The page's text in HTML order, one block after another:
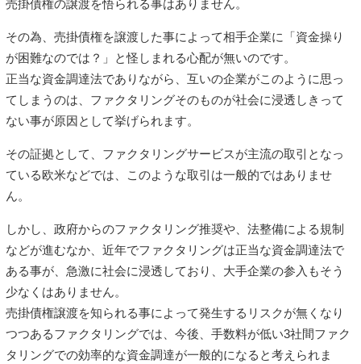
売掛債権の譲渡を悟られる事はありません。
その為、売掛債権を譲渡した事によって相手企業に「資金操り
が困難なのでは？」と怪しまれる心配が無いのです。
正当な資金調達法でありながら、互いの企業がこのように思っ
てしまうのは、ファクタリングそのものが社会に浸透しきって
ない事が原因として挙げられます。
その証拠として、ファクタリングサービスが主流の取引となっ
ている欧米などでは、このような取引は一般的ではありませ
ん。
しかし、政府からのファクタリング推奨や、法整備による規制
などが進むなか、近年でファクタリングは正当な資金調達法で
ある事が、急激に社会に浸透しており、大手企業の参入もそう
少なくはありません。
売掛債権譲渡を知られる事によって発生するリスクが無くなり
つつあるファクタリングでは、今後、手数料が低い3社間ファク
タリングでの効率的な資金調達が一般的になると考えられま